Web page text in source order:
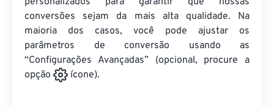
conversões sejam da mais alta qualidade. Na
maioria dos casos, você pode ajustar os
parâmetros de conversão usando as
“Configurações Avançadas” (opcional, procure a
opção
ícone).